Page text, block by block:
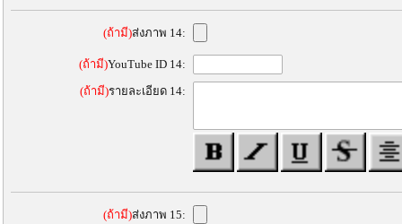
(ถ้ามี)ส่งภาพ 14:
(ถ้ามี)YouTube ID 14:
(ถ้ามี)รายละเอียด 14:
(ถ้ามี)ส่งภาพ 15: